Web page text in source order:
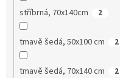
stříbrná, 70x140cm 2
tmavě šedá, 50x100 cm 2
tmavě šedá, 70x140 cm 2